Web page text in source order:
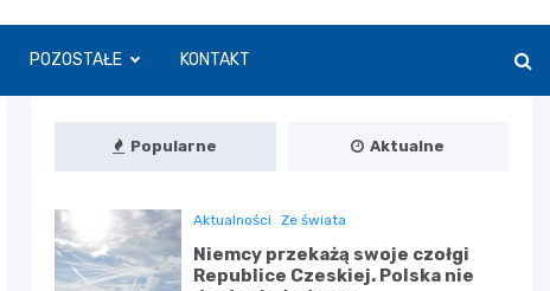
POZOSTAŁE KONTAKT
Popularne Aktualne
Aktualności Ze świata
Niemcy przekażą swoje czołgi
Republice Czeskiej. Polska nie